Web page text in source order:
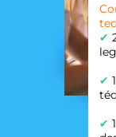
✔
✔
✔